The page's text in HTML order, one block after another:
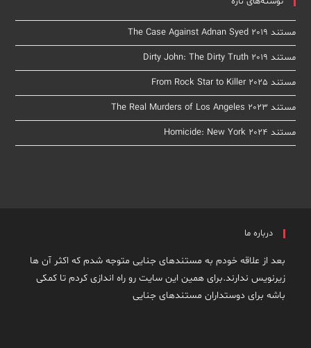
مستند The Case Against Adnan Syed 2019
مستند Dirty John: The Dirty Truth 2019
مستند From Rock Star to Killer 2025
مستند The Real Murders of Los Angeles 2023
مستند Homicide: New York 2024
درباره ما
بعد از علاقه خودم به مستندهای جنایی متوجه شدم که اکثر آن ها
زیرنویس ندارند.برای همین این سایت رو راه اندازی کردم تا کمکی
باشه برای دوستداران مستندهای جنایی